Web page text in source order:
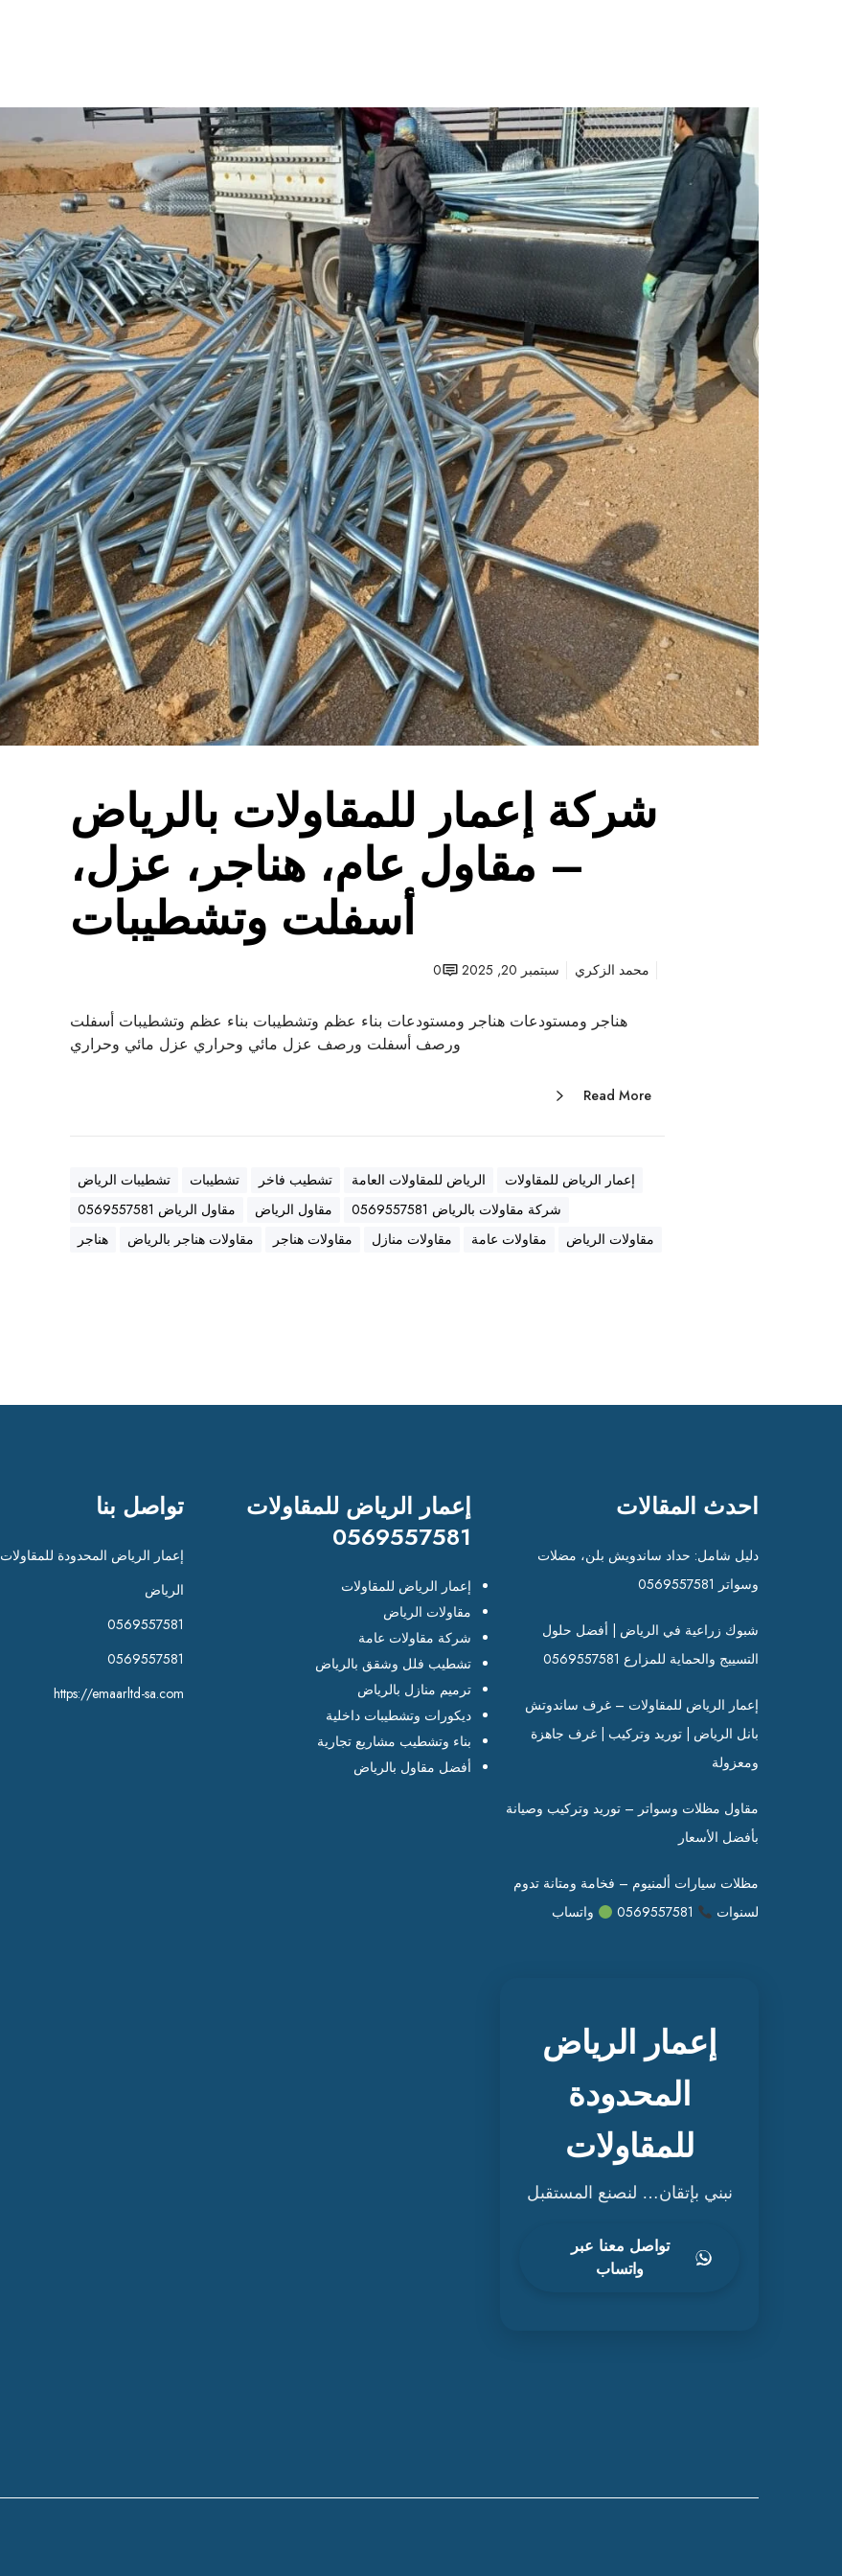
شركة إعمار للمقاولات بالرياض
– مقاول عام، هناجر، عزل،
أسفلت وتشطيبات
محمد الزكري سبتمبر 20, 2025 0
هناجر ومستودعات هناجر ومستودعات بناء عظم وتشطيبات بناء عظم وتشطيبات أسفلت
ورصف أسفلت ورصف عزل مائي وحراري عزل مائي وحراري
Read More
إعمار الرياض للمقاولات الرياض للمقاولات العامة تشطيب فاخر تشطيبات
تشطيبات الرياض
شركة مقاولات بالرياض 0569557581
مقاول الرياض
مقاول الرياض 0569557581
مقاولات الرياض
مقاولات عامة مقاولات منازل مقاولات هناجر مقاولات هناجر بالرياض هناجر
احدث المقالات
دليل شامل: حداد ساندويش بلن، مضلات
وسواتر 0569557581
شبوك زراعية في الرياض | أفضل حلول
التسييج والحماية للمزارع 0569557581
إعمار الرياض للمقاولات – غرف ساندوتش
بانل الرياض | توريد وتركيب | غرف جاهزة
ومعزولة
مقاول مظلات وسواتر – توريد وتركيب وصيانة
بأفضل الأسعار
مظلات سيارات ألمنيوم – فخامة ومتانة تدوم
لسنوات
واتساب
إعمار الرياض
المحدودة
للمقاولات
نبني بإتقان… لنصنع المستقبل
تواصل معنا عبر
واتساب
إعمار الرياض للمقاولات
0569557581
إعمار الرياض للمقاولات
مقاولات الرياض
شركة مقاولات عامة
تشطيب فلل وشقق بالرياض
ترميم منازل بالرياض
ديكورات وتشطيبات داخلية
بناء وتشطيب مشاريع تجارية
أفضل مقاول بالرياض
تواصل بنا
إعمار الرياض المحدودة للمقاولات
الرياض
0569557581
0569557581
https://emaarltd-sa.com